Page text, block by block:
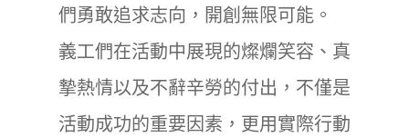
們勇敢追求志向，開創無限可能。
義工們在活動中展現的燦爛笑容、真
摯熱情以及不辭辛勞的付出，不僅是
活動成功的重要因素，更用實際行動